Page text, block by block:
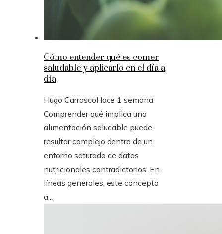
Cómo entender qué es comer
saludable y aplicarlo en el día a
día
Hugo CarrascoHace 1 semana
Comprender qué implica una
alimentación saludable puede
resultar complejo dentro de un
entorno saturado de datos
nutricionales contradictorios. En
líneas generales, este concepto
a...